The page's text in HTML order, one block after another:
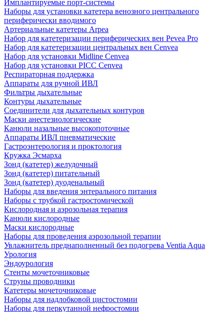
Имплантируемые порт‑системы
Наборы для установки катетера венозного центрального
периферически вводимого
Артериальные катетеры Arpea
Набор для катетеризации периферических вен Pevea Pro
Набор для катетеризации центральных вен Cenvea
Набор для установки Midline Cenvea
Набор для установки PICC Cenvea
Респираторная поддержка
Аппараты для ручной ИВЛ
Фильтры дыхательные
Контуры дыхательные
Соединители для дыхательных контуров
Маски анестезиологические
Канюли назальные высокопоточные
Аппараты ИВЛ пневматические
Гастроэнтерология и проктология
Кружка Эсмарха
Зонд (катетер) желудочный
Зонд (катетер) питательный
Зонд (катетер) дуоденальный
Наборы для введения энтерального питания
Наборы с трубкой гастростомической
Кислородная и аэрозольная терапия
Канюли кислородные
Маски кислородные
Наборы для проведения аэрозольной терапии
Увлажнитель преднаполненный без подогрева Ventia Aqua
Урология
Эндоурология
Стенты мочеточниковые
Струны проводники
Катетеры мочеточниковые
Наборы для надлобковой цистостомии
Наборы для перкутанной нефростомии